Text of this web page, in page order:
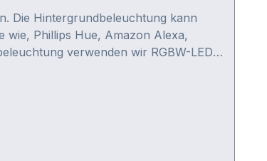
Die Hintergrundbeleuchtung kann
wie, Phillips Hue, Amazon Alexa,
verwenden wir RGBW-LED-